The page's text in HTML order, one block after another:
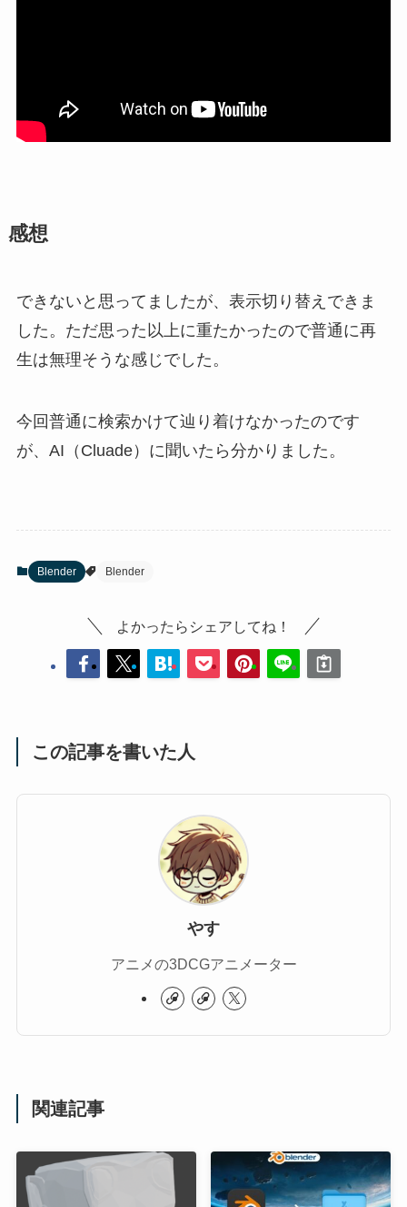
感想
できないと思ってましたが、表示切り替えできま
した。ただ思った以上に重たかったので普通に再
生は無理そうな感じでした。
今回普通に検索かけて辿り着けなかったのです
が、AI（Cluade）に聞いたら分かりました。
Blender Blender
よかったらシェアしてね！
この記事を書いた人
やす
アニメの3DCGアニメーター
関連記事